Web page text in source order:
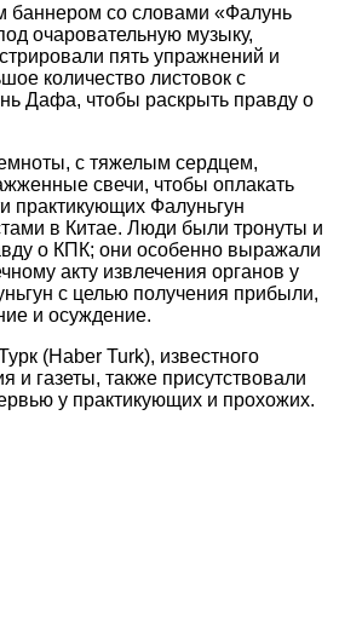
со словами «Фалунь
очаровательную музыку,
пять упражнений и
количество листовок с
Дафа, чтобы раскрыть правду о
с тяжелым сердцем,
свечи, чтобы оплакать
практикующих Фалуньгун
в Китае. Люди были тронуты и
о КПК; они особенно выражали
акту извлечения органов у
с целью получения прибыли,
и осуждение.
(Haber Turk), известного
и газеты, также присутствовали
у практикующих и прохожих.